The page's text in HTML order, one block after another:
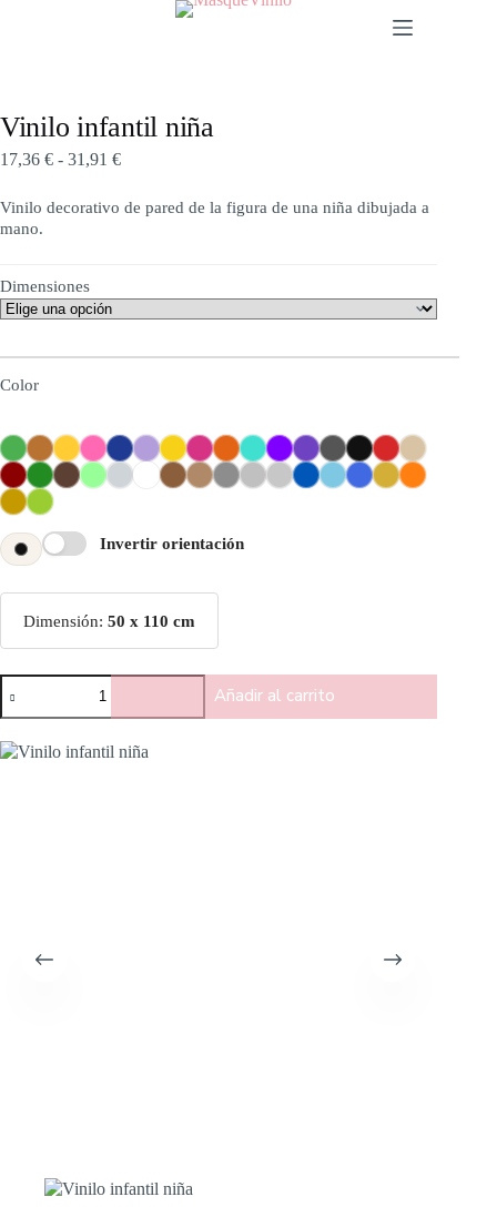
Vinilo infantil niña
17,36 € - 31,91 €
Vinilo decorativo de pared de la figura de una niña dibujada a
mano.
Dimensiones
Color
Invertir orientación
Dimensión: 50 x 110 cm
Añadir al carrito